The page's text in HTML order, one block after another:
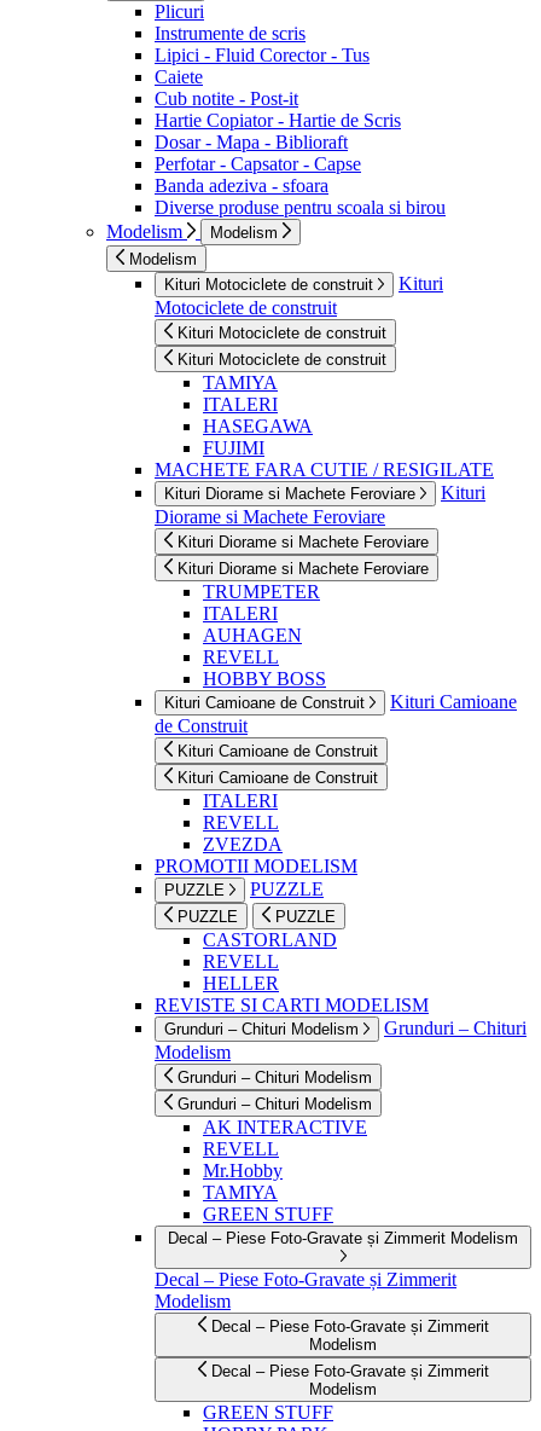
Plicuri
Instrumente de scris
Lipici - Fluid Corector - Tus
Caiete
Cub notite - Post-it
Hartie Copiator - Hartie de Scris
Dosar - Mapa - Biblioraft
Perfotar - Capsator - Capse
Banda adeziva - sfoara
Diverse produse pentru scoala si birou
Modelism
Modelism
Modelism
Kituri Motociclete de construit
Kituri
Motociclete de construit
Kituri Motociclete de construit
Kituri Motociclete de construit
TAMIYA
ITALERI
HASEGAWA
FUJIMI
MACHETE FARA CUTIE / RESIGILATE
Kituri Diorame si Machete Feroviare
Kituri
Diorame si Machete Feroviare
Kituri Diorame si Machete Feroviare
Kituri Diorame si Machete Feroviare
TRUMPETER
ITALERI
AUHAGEN
REVELL
HOBBY BOSS
Kituri Camioane de Construit
Kituri Camioane
de Construit
Kituri Camioane de Construit
Kituri Camioane de Construit
ITALERI
REVELL
ZVEZDA
PROMOTII MODELISM
PUZZLE PUZZLE
PUZZLE PUZZLE
CASTORLAND
REVELL
HELLER
REVISTE SI CARTI MODELISM
Grunduri – Chituri Modelism
Grunduri – Chituri
Modelism
Grunduri – Chituri Modelism
Grunduri – Chituri Modelism
AK INTERACTIVE
REVELL
Mr.Hobby
TAMIYA
GREEN STUFF
Decal – Piese Foto-Gravate și Zimmerit Modelism
Decal – Piese Foto-Gravate și Zimmerit
Modelism
Decal – Piese Foto-Gravate și Zimmerit
Modelism
Decal – Piese Foto-Gravate și Zimmerit
Modelism
GREEN STUFF